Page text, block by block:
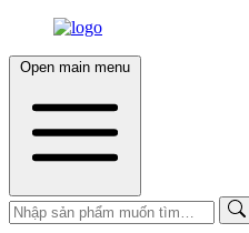
Open main menu